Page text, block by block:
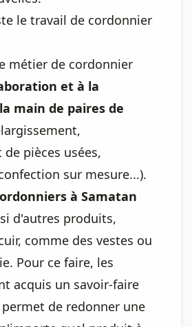
le travail de cordonnier
métier de cordonnier
et à la
main de paires de
pièces usées,
sur mesure...).
à Samatan
d'autres produits,
comme des vestes ou
Pour ce faire, les
acquis un savoir-faire
de redonner une